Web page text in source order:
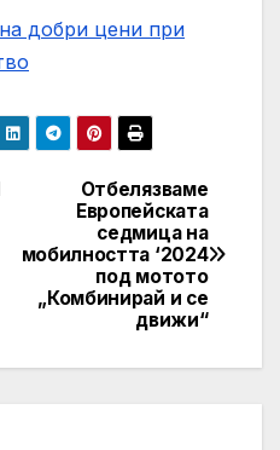
добри цени при
Отбелязваме
Европейската
седмица на
мобилността ‘2024
под мотото
„Комбинирай и се
движи“